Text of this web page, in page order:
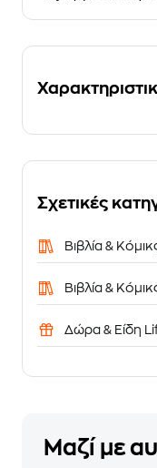
Σχετικές
Βιβλία &
Βιβλία &
Δώρα & Είδη
Μαζί με